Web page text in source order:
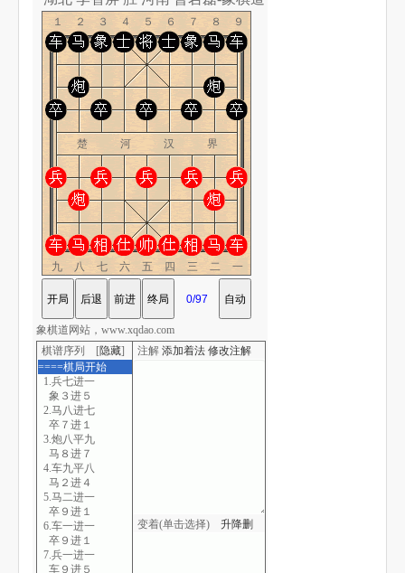
１２３４５６７８９
楚 河 汉 界
九八七六五四三二一
棋谱序列 [隐藏]
====棋局开始
1.兵七进一
象３进５
2.马八进七
卒７进１
3.炮八平九
马８进７
4.车九平八
马２进４
5.马二进一
卒９进１
6.车一进一
卒９进１
7.兵一进一
车９进５
注解 添加着法 修改注解
变着(单击选择) 升降删
象棋道网站，www.xqdao.com